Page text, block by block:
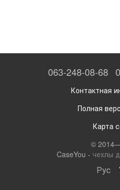
063-248-08-68
Контактная
Полная
Карта
©
CaseYou - чехлы
Рус